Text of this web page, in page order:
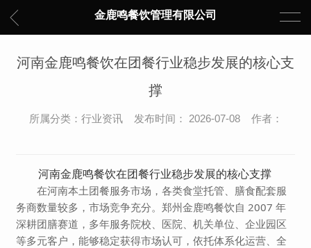
金鹿鸣餐饮管理有限公司
河南金鹿鸣餐饮在团餐行业稳步发展的核心支
撑
所属分类：行业资讯 发布时间： 2026-07-08 作者：
河南金鹿鸣餐饮在团餐行业稳步发展的核心支撑
在河南本土团餐服务市场，各类食堂托管、膳食配套服
务商数量较多，市场竞争充分。郑州金鹿鸣餐饮自 2007 年
深耕团膳赛道，多年服务院校、医院、机关单位、企业园区
等多元客户，能够稳定获得市场认可，依托体系化运营、全